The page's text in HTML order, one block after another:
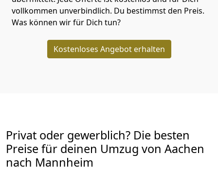
vollkommen unverbindlich. Du bestimmst den Preis.
Was können wir für Dich tun?
Kostenloses Angebot erhalten
Privat oder gewerblich? Die besten
Preise für deinen Umzug von Aachen
nach Mannheim